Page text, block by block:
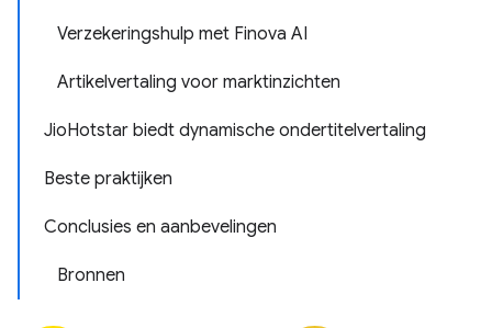
Verzekeringshulp met Finova AI
Artikelvertaling voor marktinzichten
JioHotstar biedt dynamische ondertitelvertaling
Beste praktijken
Conclusies en aanbevelingen
Bronnen